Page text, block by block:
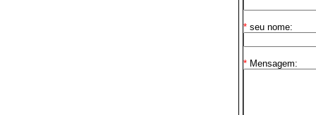
*seu nome:
*Mensagem: